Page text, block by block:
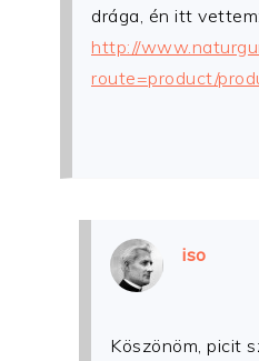
drága, én itt vettem:
http://
route=product/
iso
Köszönöm, picit